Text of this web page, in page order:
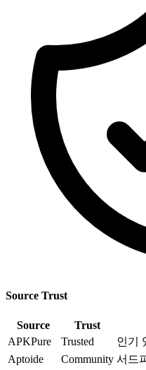
Source Trust
Source Trust
APKPure
Trusted
인기
Aptoide
Community 서드